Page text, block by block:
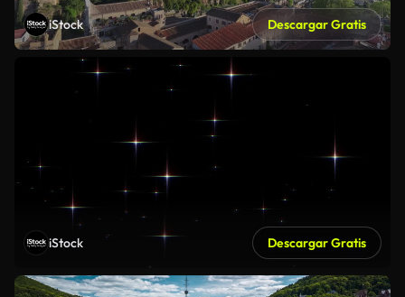
iStock Descargar Gratis
iStock Descargar Gratis